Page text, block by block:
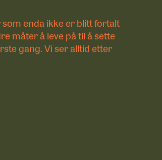
Funkis
enda ikke er blitt fortalt
måter å leve på til å sette
gang. Vi ser alltid etter